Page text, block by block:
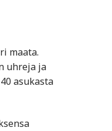
maata.
uhreja ja
asukasta